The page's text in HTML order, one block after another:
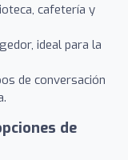
cafetería y
ideal para la
de conversación
de